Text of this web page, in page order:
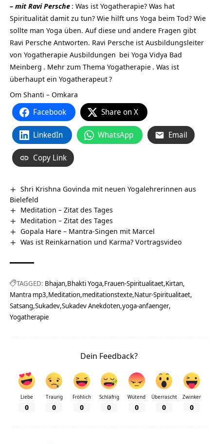
– mit Ravi Persche : Was ist Yogatherapie? Was hat
Spiritualität damit zu tun? Wie hilft uns Yoga beim Tod? Wie
sollte man Yoga üben. Auf diese und andere Fragen gibt
Ravi Persche Antworten. Ravi Persche ist Ausbildungsleiter
von Yogatherapie Ausbildungen bei Yoga Vidya Bad
Meinberg . Mehr zum Thema Yogatherapie . Was ist
überhaupt ein Yogatherapeut?
Om Shanti – Omkara
Facebook Share on X
LinkedIn WhatsApp Email
Copy Link
Shri Krishna Govinda mit neuen Yogalehrerinnen aus
Bielefeld
Meditation – Zitat des Tages
Meditation – Zitat des Tages
Gopala Hare – Mantra-Singen mit Marcel
Was ist Reinkarnation und Karma? Vortragsvideo
TAGGED: Bhajan Bhakti Yoga Frauen-Spiritualitaet Kirtan
Mantra mp3 Meditation meditationstexte Natur-Spiritualitaet
Satsang Sukadev Sukadev Anekdoten yoga-anfaenger
Yogatherapie
Dein Feedback?
Liebe
0
Traurig
0
Fröhlich
0
Schläfrig
0
Wütend
0
Überrascht
0
Zwinker
0